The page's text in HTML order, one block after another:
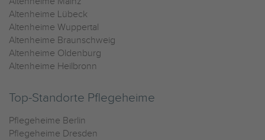
Altenheime Lübeck
Altenheime Wuppertal
Altenheime Braunschweig
Altenheime Oldenburg
Altenheime Heilbronn
Top-Standorte Pflegeheime
Pflegeheime Berlin
Pflegeheime Dresden